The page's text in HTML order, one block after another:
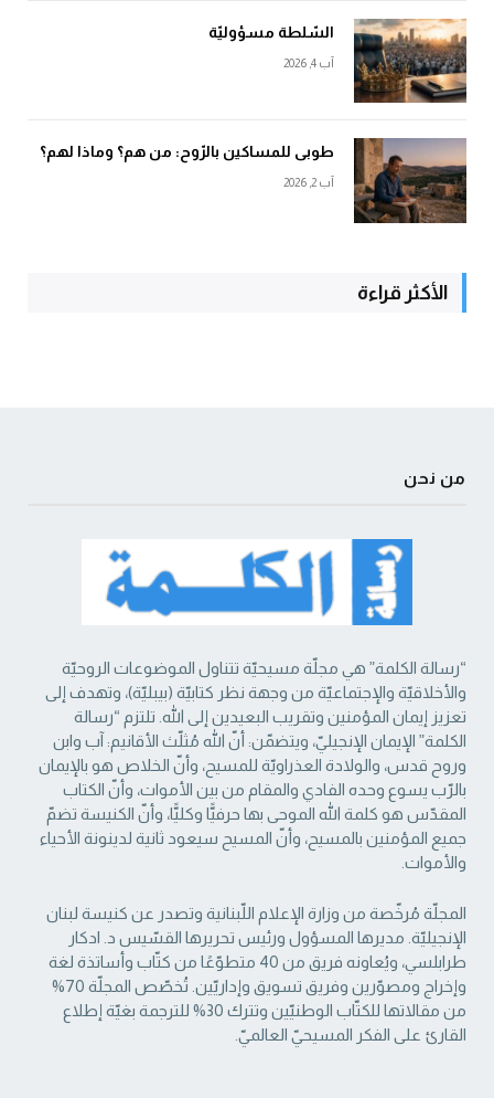
السّلطة مسؤوليّة
آب 4, 2026
طوبى للمساكين بالرّوح: من هم؟ وماذا لهم؟
آب 2, 2026
الأكثر قراءة
من نحن
“رسالة الكلمة” هي مجلّة مسيحيّة تتناول الموضوعات الروحيّة
والأخلاقيّة والإجتماعيّة من ‏وجهة نظر كتابيّة (بيبليّة)، وتهدف إلى
تعزيز إيمان المؤمنين وتقريب البعيدين إلى الله. تلتزم “رسالة
‏الكلمة” الإيمان الإنجيليّ، ويتضمّن: أنّ الله مُثلّث الأقانيم: آب وابن
وروح قدس، والولادة العذراويّة ‏للمسيح، وأنّ الخلاص هو بالإيمان
بالرّب يسوع وحده الفادي والمقام من بين الأموات، وأنّ الكتاب
‏المقدّس هو كلمة الله الموحى بها حرفيًّا وكليًّا، وأنّ الكنيسة تضمّ
جميع المؤمنين بالمسيح، وأنّ المسيح ‏سيعود ثانية لدينونة الأحياء
والأموات. ‏
المجلّة مُرخّصة من وزارة الإعلام اللّبنانية وتصدر عن كنيسة لبنان
الإنجيليّة. مديرها المسؤول ‏ورئيس تحريرها القسّيس د. ادكار
طرابلسي، ويُعاونه فريق من 40 متطوّعًا من كتّاب وأساتذة لغة
‏وإخراج ومصوّرين وفريق تسويق وإداريّين. تُخصّص المجلّة 70%
من مقالاتها للكتّاب الوطنيّين ‏وتترك 30% للترجمة بغيّة إطلاع
القارئ على الفكر المسيحيّ العالميّ.‏